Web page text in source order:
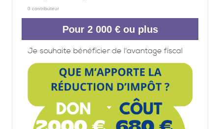
0 contributeur
Pour 2 000 € ou plus
Je souhaite bénéficier de l'avantage fiscal